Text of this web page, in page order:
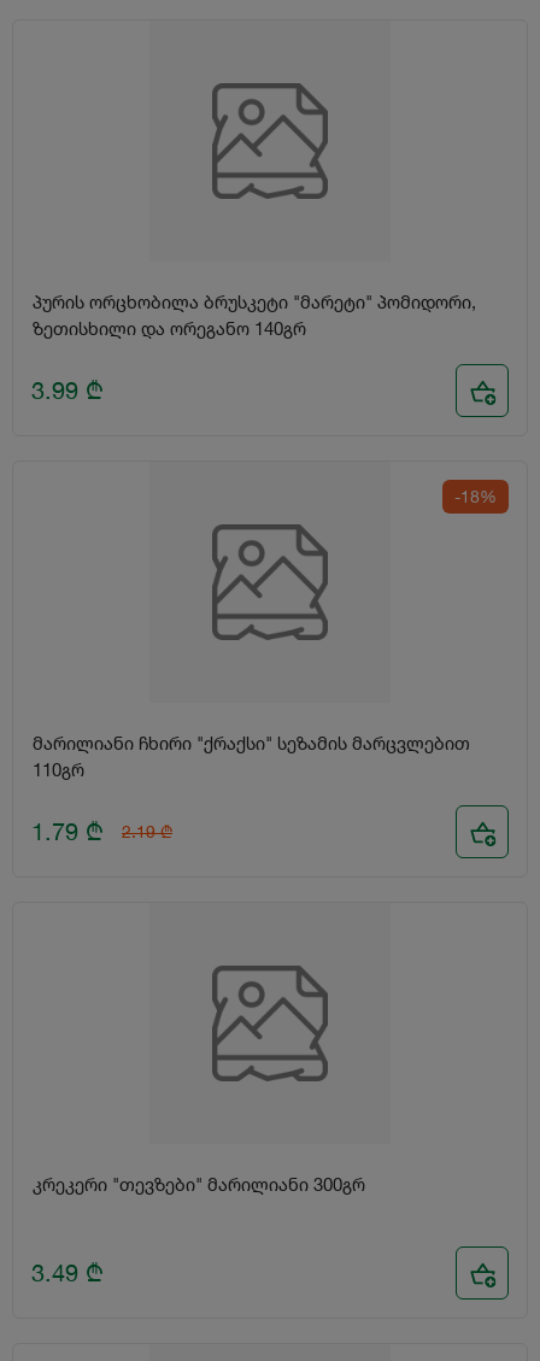
პურის ორცხობილა ბრუსკეტი "მარეტი" პომიდორი,
ზეთისხილი და ორეგანო 140გრ
3.99 ₾
-18%
მარილიანი ჩხირი "ქრაქსი" სეზამის მარცვლებით
110გრ
1.79 ₾ 2.19 ₾
კრეკერი "თევზები" მარილიანი 300გრ
3.49 ₾